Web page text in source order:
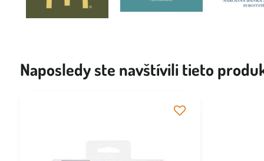
Naposledy ste navštívili tieto